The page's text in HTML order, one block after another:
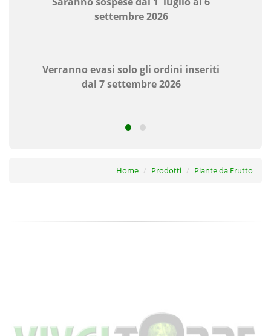
Chiuso
Home Prodotti Piante da Frutto